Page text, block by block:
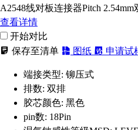
A2548线对板连接器Pitch
查看详情
开始对比
保存至清单
图纸 申请试
端接类型: 铆压式
排数: 双排
胶芯颜色: 黑色
pin数: 18Pin